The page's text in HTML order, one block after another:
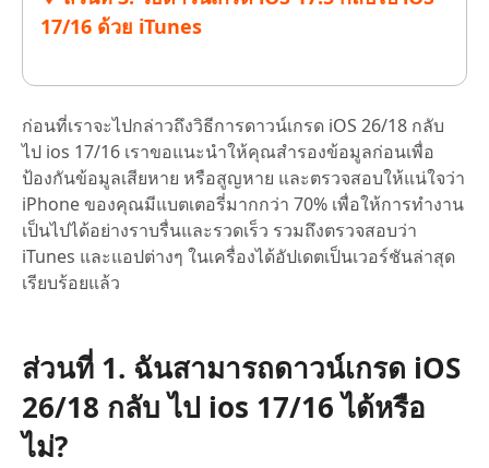
17/16 ด้วย iTunes
ก่อนที่เราจะไปกล่าวถึงวิธีการดาวน์เกรด iOS 26/18 กลับ
ไป ios 17/16 เราขอแนะนำให้คุณสำรองข้อมูลก่อนเพื่อ
ป้องกันข้อมูลเสียหาย หรือสูญหาย และตรวจสอบให้แน่ใจว่า
iPhone ของคุณมีแบตเตอรี่มากกว่า 70% เพื่อให้การทำงาน
เป็นไปได้อย่างราบรื่นและรวดเร็ว รวมถึงตรวจสอบว่า
iTunes และแอปต่างๆ ในเครื่องได้อัปเดตเป็นเวอร์ชันล่าสุด
เรียบร้อยแล้ว
ส่วนที่ 1. ฉันสามารถดาวน์เกรด iOS
26/18 กลับ ไป ios 17/16 ได้หรือ
ไม่?